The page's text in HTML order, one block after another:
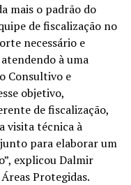
mais o padrão do
de fiscalização no
necessário e
à uma
Consultivo e
objetivo,
de fiscalização,
visita técnica à
para elaborar um
explicou Dalmir
Protegidas.